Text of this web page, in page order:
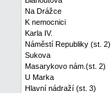
Na Drážce
K nemocnici
Karla IV.
Náměstí Republiky (st. 2)
Sukova
Masarykovo nám.(st. 2)
U Marka
Hlavní nádraží (st. 3)